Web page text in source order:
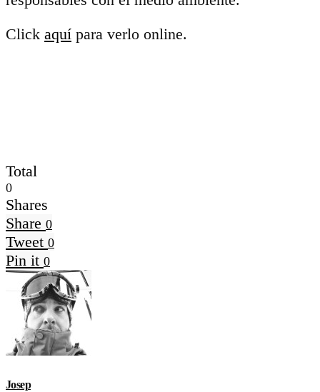
Click aquí para verlo online.
Total
0
Shares
Share 0
Tweet 0
Pin it 0
Josep